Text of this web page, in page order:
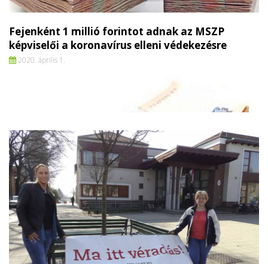
Fejenként 1 millió forintot adnak az MSZP
képviselői a koronavírus elleni védekezésre
2020. április 1.